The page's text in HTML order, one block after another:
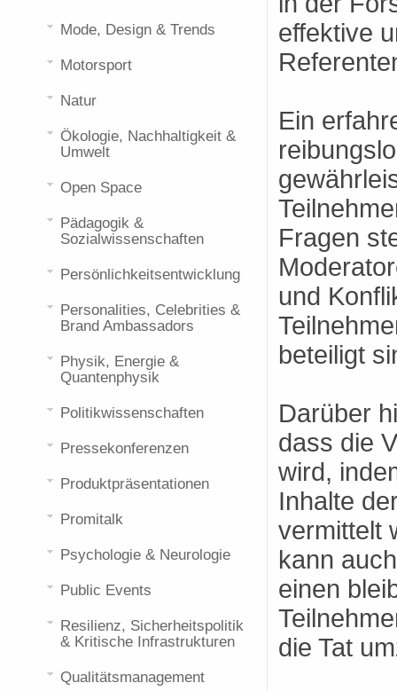
effektive
Ein
Fragen
und
beteiligt
Darüber
dass die
wird,
Inhalte
vermittelt
kann
einen
die Tat
Mode, Design & Trends
Motorsport
Natur
Ökologie, Nachhaltigkeit &
Umwelt
Open Space
Pädagogik &
Sozialwissenschaften
Persönlichkeitsentwicklung
Personalities, Celebrities &
Brand Ambassadors
Physik, Energie &
Quantenphysik
Politikwissenschaften
Pressekonferenzen
Produktpräsentationen
Promitalk
Psychologie & Neurologie
Public Events
Resilienz, Sicherheitspolitik
& Kritische Infrastrukturen
Qualitätsmanagement